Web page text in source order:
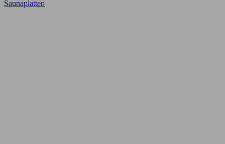
Saunaplatten